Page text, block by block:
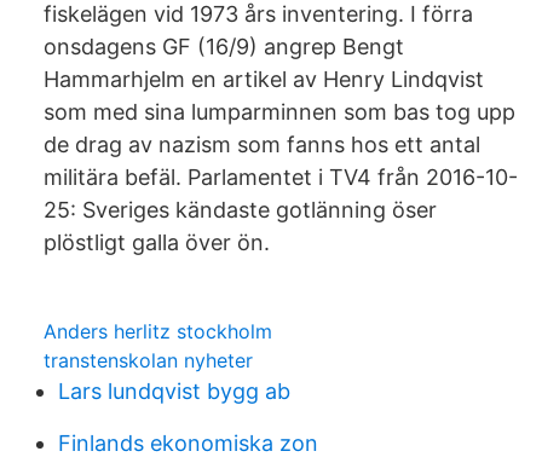
fiskelägen vid 1973 års inventering. I förra
onsdagens GF (16/9) angrep Bengt
Hammarhjelm en artikel av Henry Lindqvist
som med sina lumparminnen som bas tog upp
de drag av nazism som fanns hos ett antal
militära befäl. Parlamentet i TV4 från 2016-10-
25: Sveriges kändaste gotlänning öser
plöstligt galla över ön.
Anders herlitz stockholm
transtenskolan nyheter
Lars lundqvist bygg ab
Finlands ekonomiska zon